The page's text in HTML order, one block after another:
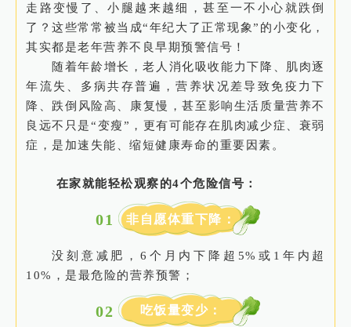
走路变慢了、小腿越来越细，甚至一不小心就跌倒
了？这些常常被当成“年纪大了正常现象”的小变化，
其实都是老年营养不良早期预警信号！
随着年龄增长，老人消化吸收能力下降、肌肉逐
年流失、多病共存普遍，营养状况差导致免疫力下
降、跌倒风险高、康复慢，甚至影响生活质量营养不
良远不只是“变瘦”，更有可能存在肌肉减少症、衰弱
症，是加速失能、缩短健康寿命的重要因素。
在家就能轻松观察的4个危险信号：
01 非自愿体重下降：
没刻意减肥，6个月内下降超5%或1年内超
10%，是最危险的营养预警；
02 吃饭量变少：